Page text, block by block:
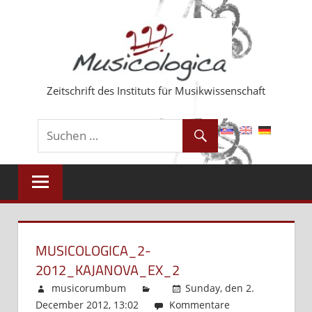
Zeitschrift des Instituts für Musikwissenschaft
MUSICOLOGICA_2-
2012_KAJANOVA_EX_2
musicorumbum
Sunday, den 2.
December 2012, 13:02
Kommentare